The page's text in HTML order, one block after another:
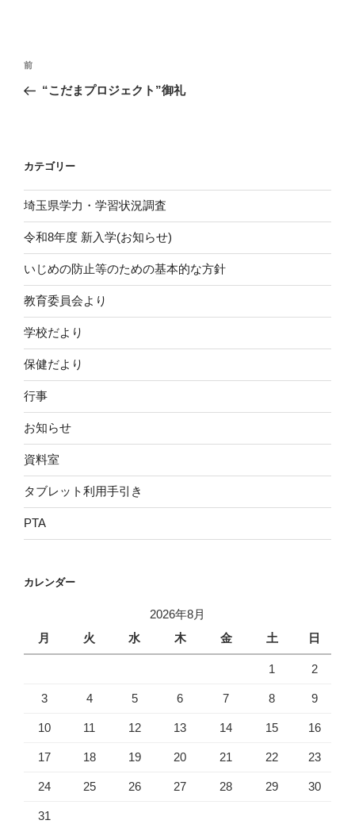
投
ナ
ー
シ
ョ
ン
前
の
前
“こだまプロジェクト”御礼
カテゴリー
埼玉県学力・学習状況調査
令和8年度 新入学(お知らせ)
いじめの防止等のための基本的な方針
教育委員会より
学校だより
保健だより
行事
お知らせ
資料室
タブレット利用手引き
PTA
カレンダー
2026年8月
月
火 水 木 金 土 日
1 2
3 4 5 6 7 8 9
10 11 12 13 14 15 16
17 18 19 20 21 22 23
24 25 26 27 28 29 30
31